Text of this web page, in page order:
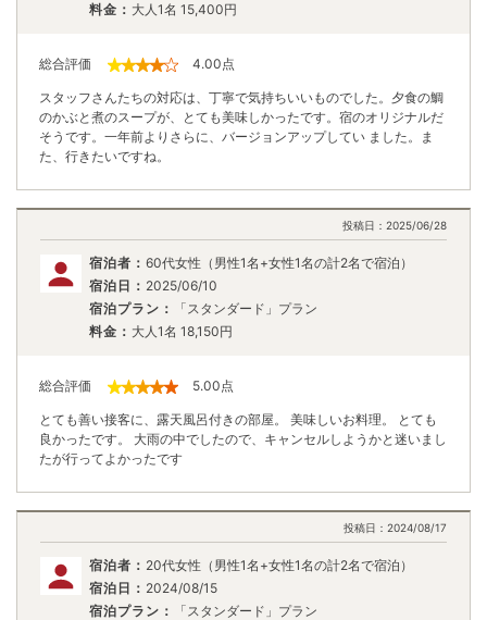
料金： 大人1名 15,400円
総合評価 4.00点
スタッフさんたちの対応は、丁寧で気持ちいいものでした。夕食の鯛
のかぶと煮のスープが、とても美味しかったです。宿のオリジナルだ
そうです。一年前よりさらに、バージョンアップしてい ました。ま
た、行きたいですね。
投稿日： 2025/06/28
宿泊者： 60代女性（男性1名+女性1名の計2名で宿泊）
宿泊日： 2025/06/10
宿泊プラン：
「スタンダード」プラン
料金： 大人1名 18,150円
総合評価 5.00点
とても善い接客に、露天風呂付きの部屋。 美味しいお料理。 とても
良かったです。 大雨の中でしたので、キャンセルしようかと迷いまし
たが行ってよかったです
投稿日： 2024/08/17
宿泊者： 20代女性（男性1名+女性1名の計2名で宿泊）
宿泊日： 2024/08/15
宿泊プラン：
「スタンダード」プラン